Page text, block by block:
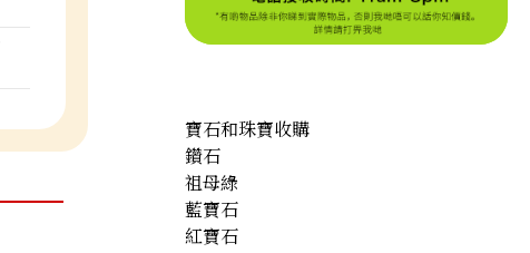
寶石和珠寶收購
鑽石
祖母綠
藍寶石
紅寶石